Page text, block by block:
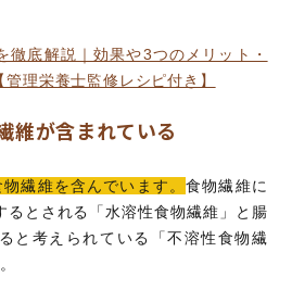
徹底解説｜効果や3つのメリット・
理栄養士監修レシピ付き】
維が含まれている
繊維を含んでいます。食物繊維に
るとされる「水溶性食物繊維」と腸
と考えられている「不溶性食物繊